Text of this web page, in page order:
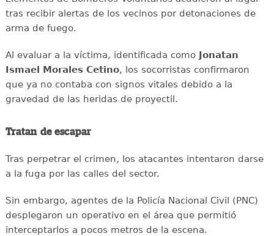
tras recibir alertas de los vecinos por detonaciones de
arma de fuego.
Al evaluar a la víctima, identificada como Jonatan
Ismael Morales Cetino, los socorristas confirmaron
que ya no contaba con signos vitales debido a la
gravedad de las heridas de proyectil.
Tratan de escapar
Tras perpetrar el crimen, los atacantes intentaron darse
a la fuga por las calles del sector.
Sin embargo, agentes de la Policía Nacional Civil (PNC)
desplegaron un operativo en el área que permitió
interceptarlos a pocos metros de la escena.